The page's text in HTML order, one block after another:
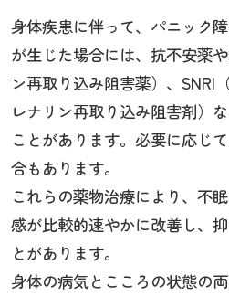
身体疾患に伴って、パニック
が生じた場合には、抗不安薬
ン再取り込み阻害薬）、SNRI
レナリン再取り込み阻害剤）
ことがあります。必要に応じ
合もあります。
これらの薬物治療により、不
感が比較的速やかに改善し、
とがあります。
身体の病気とこころの状態の